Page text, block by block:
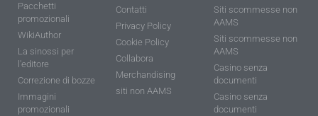
Pacchetti
promozionali
WikiAuthor
La sinossi per
l'editore
Correzione di bozze
Immagini
promozionali
Contatti
Privacy Policy
Cookie Policy
Collabora
Merchandising
siti non AAMS
Siti scommesse non
AAMS
Siti scommesse non
AAMS
Casino senza
documenti
Casino senza
documenti